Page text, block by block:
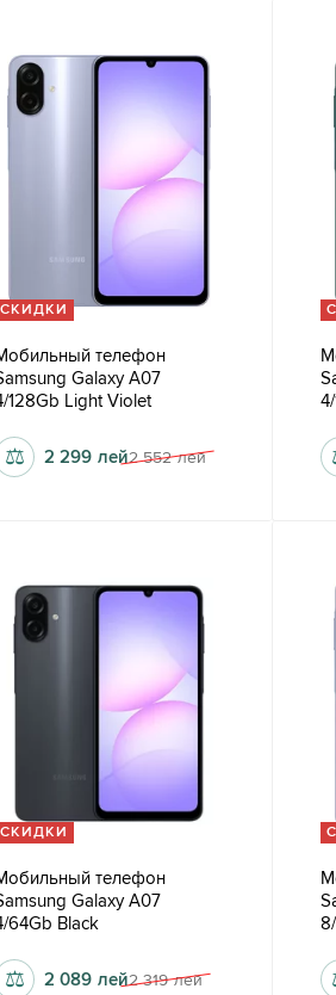
СКИДКИ
телефон
Galaxy A07
128Gb Light Violet
2 552 лей
2 299 лей
⚖
СКИДКИ
телефон
Galaxy A07
64Gb Black
2 319 лей
2 089 лей
⚖